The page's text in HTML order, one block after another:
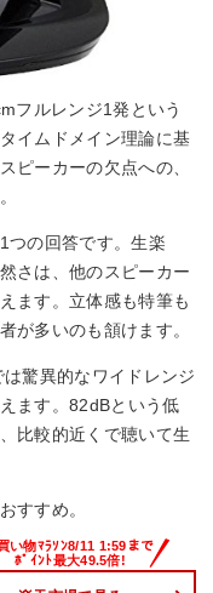
フルレンジ1発という
イムドメイン理論に基
ピーカーの欠点への、
つの回答です。生楽
さは、他のスピーカー
ます。立体感も特筆も
が多いのも頷けます。
驚異的なワイドレンジ
ます。82dBという低
比較的近くで聴いて生
すすめ。